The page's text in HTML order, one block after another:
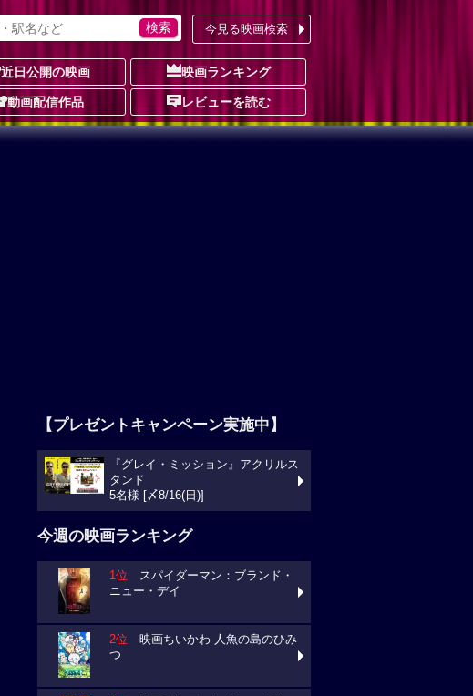
今見る映画検索
近日公開の映画 映画ランキング
動画配信作品 レビューを読む
【プレゼントキャンペーン実施中】
『グレイ・ミッション』アクリルス
タンド
5名様 [〆8/16(日)]
今週の映画ランキング
1位 スパイダーマン：ブランド・
ニュー・デイ
2位 映画ちいかわ 人魚の島のひみ
つ